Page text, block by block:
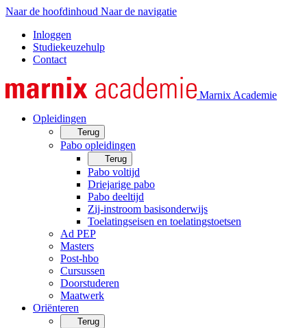
Naar de hoofdinhoud Naar de navigatie
Inloggen
Studiekeuzehulp
Contact
Marnix Academie
Opleidingen
Terug
Pabo opleidingen
Terug
Pabo voltijd
Driejarige pabo
Pabo deeltijd
Zij-instroom basisonderwijs
Toelatingseisen en toelatingstoetsen
Ad PEP
Masters
Post-hbo
Cursussen
Doorstuderen
Maatwerk
Oriënteren
Terug